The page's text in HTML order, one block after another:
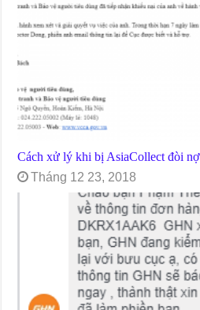
Cách xử lý khi bị AsiaCollect đòi
Tháng 12 23, 2018